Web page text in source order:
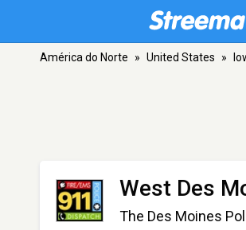
América do Norte » United States »
West Des
The Des Moines